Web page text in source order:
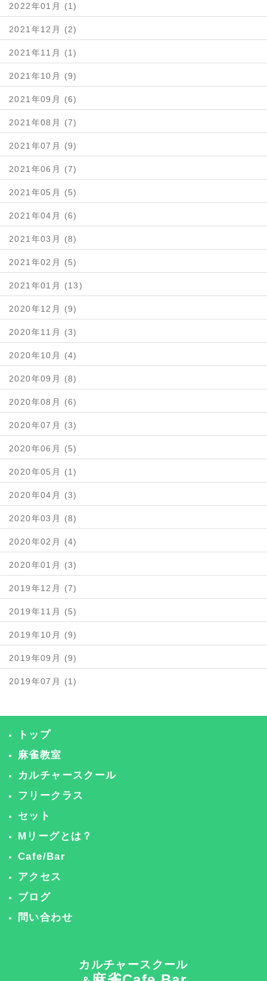
2022年01月 (1)
2021年12月 (2)
2021年11月 (1)
2021年10月 (9)
2021年09月 (6)
2021年08月 (7)
2021年07月 (9)
2021年06月 (7)
2021年05月 (5)
2021年04月 (6)
2021年03月 (8)
2021年02月 (5)
2021年01月 (13)
2020年12月 (9)
2020年11月 (3)
2020年10月 (4)
2020年09月 (8)
2020年08月 (6)
2020年07月 (3)
2020年06月 (5)
2020年05月 (1)
2020年04月 (3)
2020年03月 (8)
2020年02月 (4)
2020年01月 (3)
2019年12月 (7)
2019年11月 (5)
2019年10月 (9)
2019年09月 (9)
2019年07月 (1)
トップ
麻雀教室
カルチャースクール
フリークラス
セット
Mリーグとは？
Cafe/Bar
アクセス
ブログ
問い合わせ
カルチャースクール